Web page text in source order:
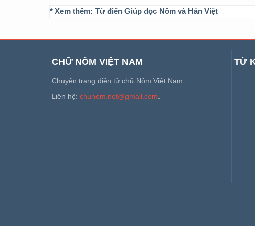
* Xem thêm: Từ điển Giúp đọc Nôm và Hán Việt
CHỮ NÔM VIỆT NAM
Chuyên trang điện tử chữ Nôm Việt Nam.
Liên hệ: chunom.net@gmail.com
TỪ